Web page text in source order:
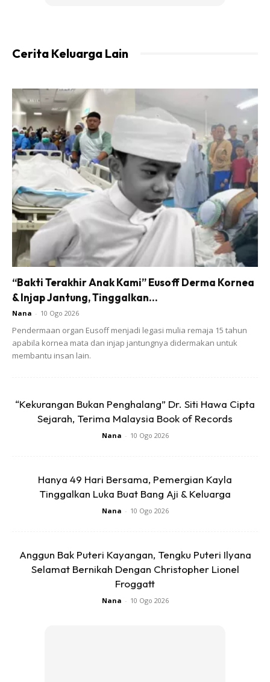
“Anak Mummy dah 1 tahun. Pedih mata kita, masuk bawang
“Cepatnya dah 1 tahun, punyalah susah nak keluarkan si
kecik ni. 26 jam mummy dalam hospital, tak nak keluar-
Cerita Keluarga Lain
“Bakti Terakhir Anak Kami” Eusoff Derma Kornea
& Injap Jantung, Tinggalkan...
Nana - 10 Ogo 2026
Pendermaan organ Eusoff menjadi legasi mulia remaja 15 tahun
apabila kornea mata dan injap jantungnya didermakan untuk
membantu insan lain.
“Kekurangan Bukan Penghalang” Dr. Siti Hawa Cipta
Sejarah, Terima Malaysia Book of Records
Nana - 10 Ogo 2026
Hanya 49 Hari Bersama, Pemergian Kayla
Tinggalkan Luka Buat Bang Aji & Keluarga
Nana - 10 Ogo 2026
Anggun Bak Puteri Kayangan, Tengku Puteri Ilyana
Selamat Bernikah Dengan Christopher Lionel
Froggatt
Nana - 10 Ogo 2026